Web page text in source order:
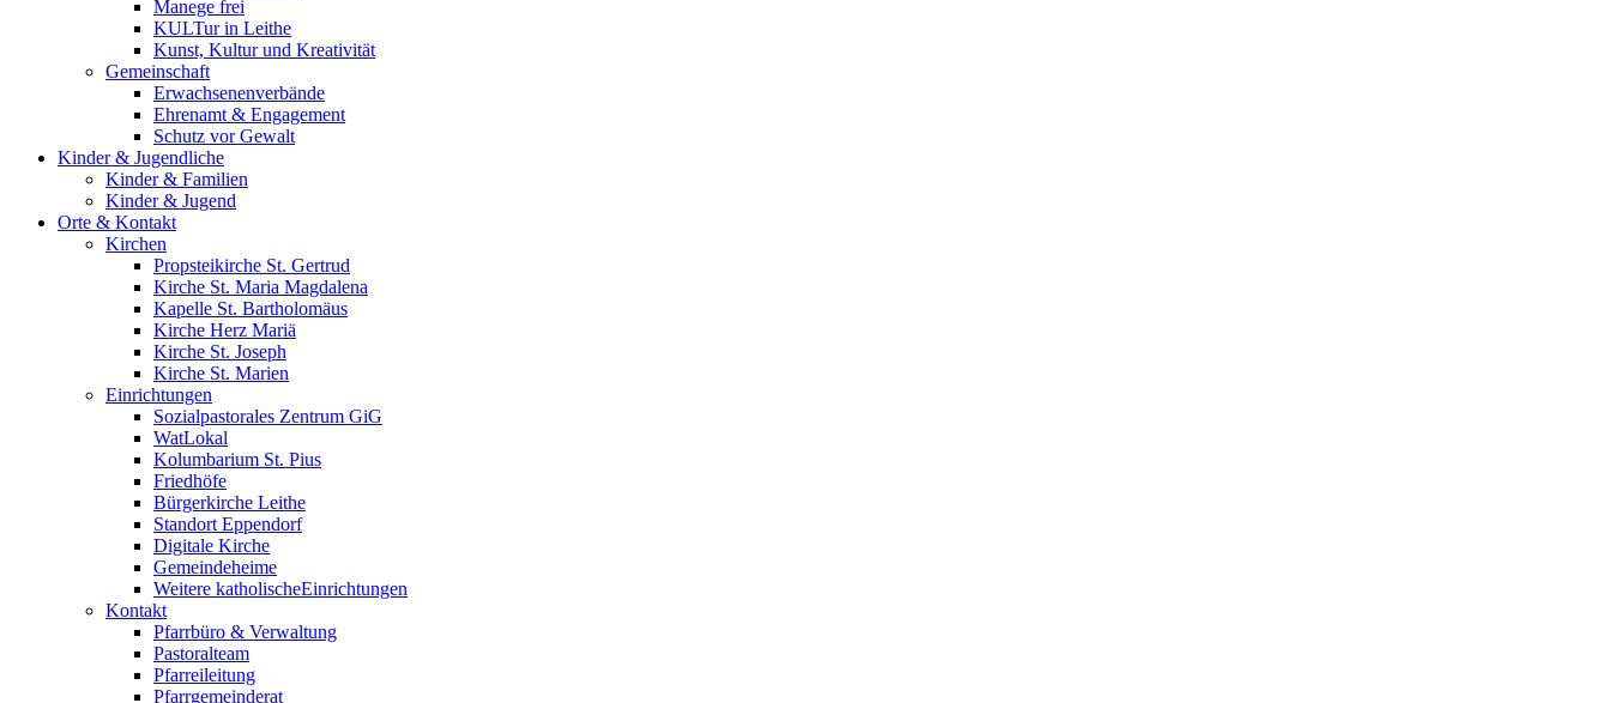
Manege frei
KULTur in Leithe
Kunst, Kultur und Kreativität
Gemeinschaft
Erwachsenenverbände
Ehrenamt & Engagement
Schutz vor Gewalt
Kinder & Jugendliche
Kinder & Familien
Kinder & Jugend
Orte & Kontakt
Kirchen
Propsteikirche St. Gertrud
Kirche St. Maria Magdalena
Kapelle St. Bartholomäus
Kirche Herz Mariä
Kirche St. Joseph
Kirche St. Marien
Einrichtungen
Sozialpastorales Zentrum GiG
WatLokal
Kolumbarium St. Pius
Friedhöfe
Bürgerkirche Leithe
Standort Eppendorf
Digitale Kirche
Gemeindeheime
Weitere katholische­­Einrichtungen
Kontakt
Pfarrbüro & Verwaltung
Pastoralteam
Pfarreileitung
Pfarrgemeinderat